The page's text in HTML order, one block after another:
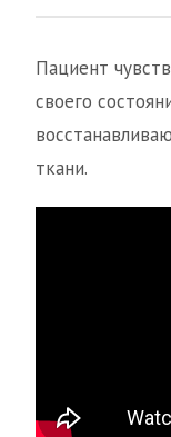
Пациент
своего
ткани.